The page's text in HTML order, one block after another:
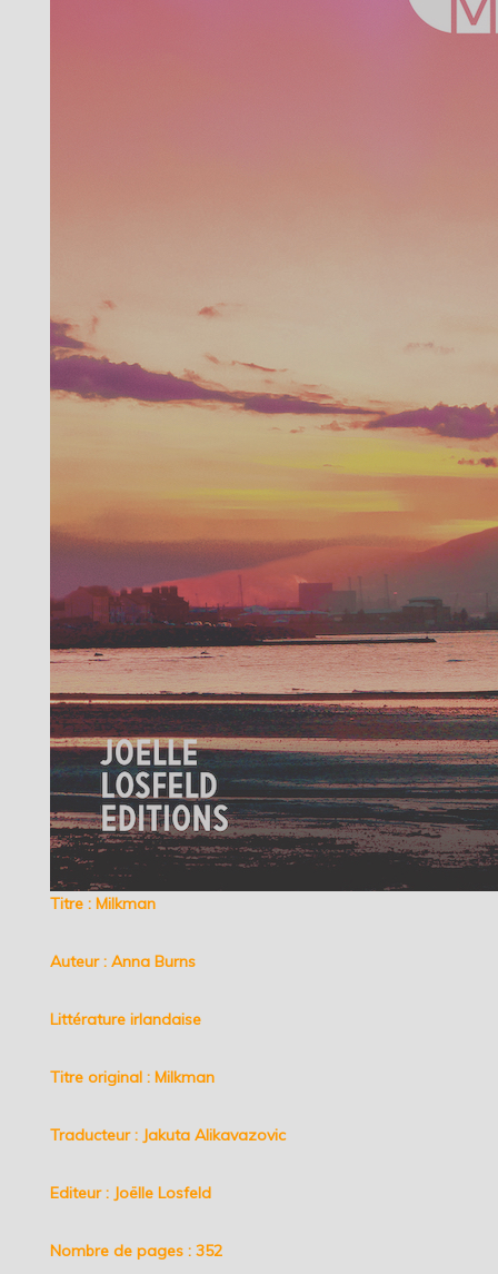
Titre : Milkman
Auteur : Anna Burns
Littérature irlandaise
Titre original : Milkman
Traducteur : Jakuta Alikavazovic
Editeur : Joëlle Losfeld
Nombre de pages : 352